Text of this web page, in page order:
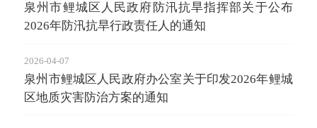
泉州市鲤城区人民政府防汛抗旱指挥部关于公布
2026年防汛抗旱行政责任人的通知
2026-04-07
泉州市鲤城区人民政府办公室关于印发2026年鲤城
区地质灾害防治方案的通知